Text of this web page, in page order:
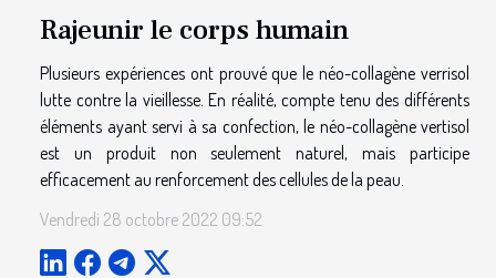
Rajeunir le corps humain
Plusieurs expériences ont prouvé que le néo-collagène verrisol
lutte contre la vieillesse. En réalité, compte tenu des différents
éléments ayant servi à sa confection, le néo-collagène vertisol
est un produit non seulement naturel, mais participe
efficacement au renforcement des cellules de la peau.
Vendredi 28 octobre 2022 09:52